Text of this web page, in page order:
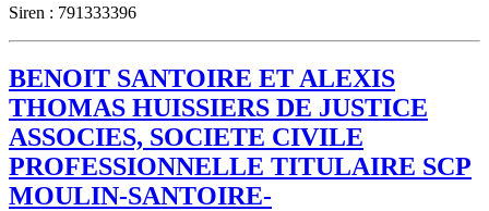
Siren : 791333396
BENOIT SANTOIRE ET ALEXIS
THOMAS HUISSIERS DE JUSTICE
ASSOCIES, SOCIETE CIVILE
PROFESSIONNELLE TITULAIRE SCP
MOULIN-SANTOIRE-